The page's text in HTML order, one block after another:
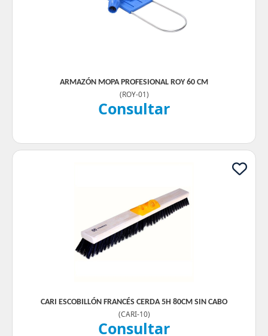
ARMAZÓN MOPA PROFESIONAL ROY 60 CM
(ROY-01)
Consultar
CARI ESCOBILLÓN FRANCÉS CERDA 5H 80CM SIN CABO
(CARI-10)
Consultar